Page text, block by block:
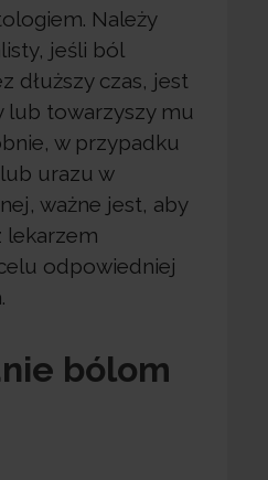
Należy
jeśli ból
dłuższy czas, jest
lub towarzyszy mu
w przypadku
urazu w
ważne jest, aby
lekarzem
odpowiedniej
bólom